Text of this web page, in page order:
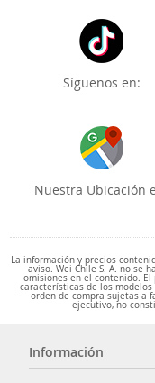
Síguenos en:
Nuestra Ubicación
La información y precios
aviso. Wei Chile S. A. no se
omisiones en el contenido.
características de los
orden de compra sujetas a
ejecutivo, no
Información